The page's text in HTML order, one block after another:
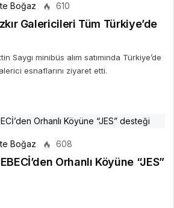
Boğaz 610
Galericileri Tüm Türkiye’de
Saygı minibüs alım satımında Türkiye’de
esnaflarını ziyaret etti.
Boğaz 608
Orhanlı Köyüne “JES”